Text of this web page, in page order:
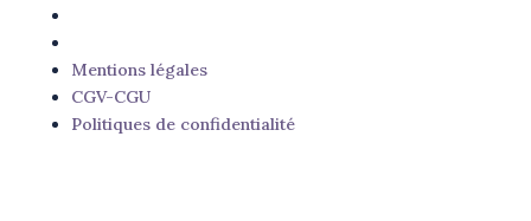
Mentions légales
CGV-CGU
Politiques de confidentialité